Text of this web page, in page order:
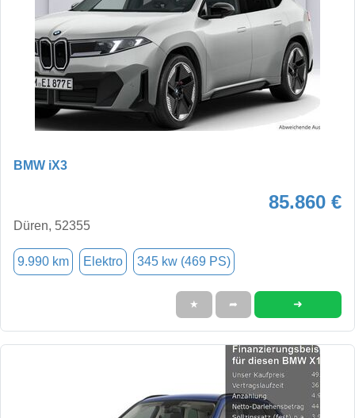
BMW iX3
85.860 €
Düren, 52355
9.990 km Elektro 345 kw (469 PS)
★ ➦ ➜